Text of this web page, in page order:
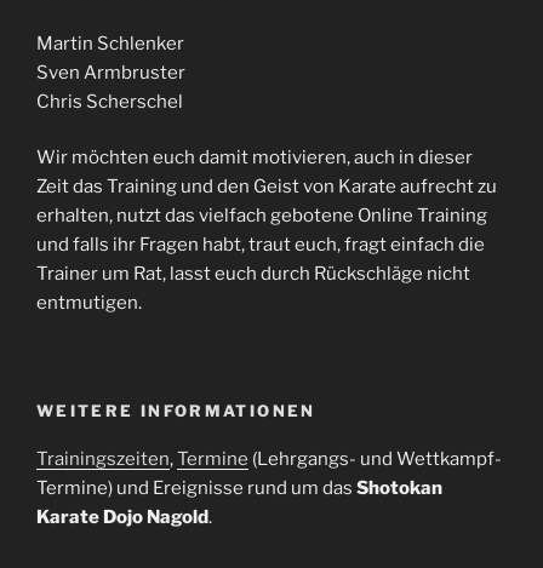
Martin Schlenker
Sven Armbruster
Chris Scherschel
Wir möchten euch damit motivieren, auch in dieser
Zeit das Training und den Geist von Karate aufrecht zu
erhalten, nutzt das vielfach gebotene Online Training
und falls ihr Fragen habt, traut euch, fragt einfach die
Trainer um Rat, lasst euch durch Rückschläge nicht
entmutigen.
WEITERE INFORMATIONEN
Trainingszeiten,Termine (Lehrgangs- und Wettkampf-
Termine) und Ereignisse rund um das Shotokan
Karate Dojo Nagold.